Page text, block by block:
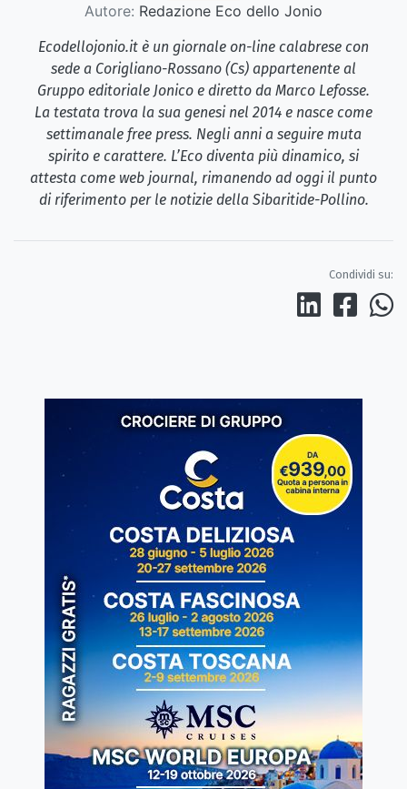
Autore: Redazione Eco dello Jonio
Ecodellojonio.it è un giornale on-line calabrese con
sede a Corigliano-Rossano (Cs) appartenente al
Gruppo editoriale Jonico e diretto da Marco Lefosse.
La testata trova la sua genesi nel 2014 e nasce come
settimanale free press. Negli anni a seguire muta
spirito e carattere. L’Eco diventa più dinamico, si
attesta come web journal, rimanendo ad oggi il punto
di riferimento per le notizie della Sibaritide-Pollino.
Condividi su: